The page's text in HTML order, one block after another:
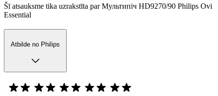
Šī atsauksme tika uzrakstīta par Мультипіч HD9270/90 Philips Ovi
Essential
Atbilde no Philips